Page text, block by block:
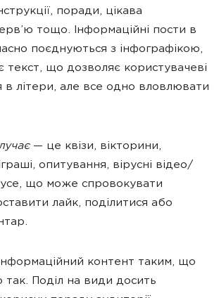
поради, цікава
тощо. Інформаційні пости в
поєднуються з інфографікою,
текст, що дозволяє користувачеві
в літери, але все одно вловлювати
— це квізи, вікторини,
опитування, вірусні відео/
усе, що може спровокувати
лайк, поділитися або
контент таким, що
так. Поділ на види досить